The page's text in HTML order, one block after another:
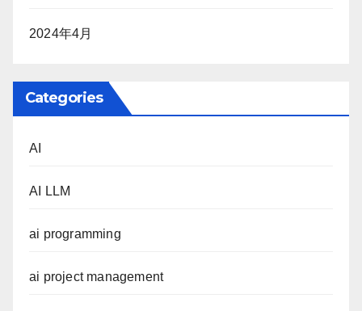
2024年4月
Categories
AI
AI LLM
ai programming
ai project management